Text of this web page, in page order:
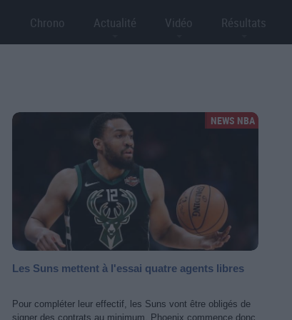
Chrono Actualité Vidéo Résultats
NEWS NBA
Les Suns mettent à l'essai quatre agents libres
Pour compléter leur effectif, les Suns vont être obligés de
signer des contrats au minimum. Phoenix commence donc